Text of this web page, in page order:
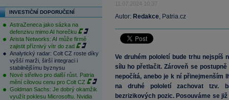
INVESTIČNÍ DOPORUČENÍ
AstraZeneca jako sázka na
defenzivu mimo AI horečku
Arista Networks: AI může firmě
zajistit příznivý vítr do zad
Analytický radar: Colt CZ roste díky
vyšší marži, širší integraci i
stabilnějšímu byznysu
Nové střelivo pro další růst. Patria
mění cílovou cenu pro Colt CZ
Goldman Sachs: Je dobrý okamžik
využít poklesu Microsoftu. Nvidia
11.07.2024 10:37
Autor: Redakce, Patria.cz
Ve druhém pololetí bude trhu nejspíš
sílu ho přetlačit. Zároveň se
nepočítá, anebo je k ní přinejmenším
na druhé pololetí zachovat tzv.
bezrizikových pozic. Posouváme se